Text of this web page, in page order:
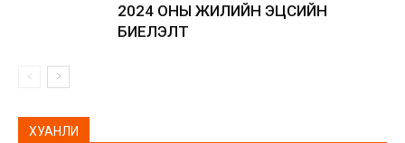
2024 ОНЫ ЖИЛИЙН ЭЦСИЙН
БИЕЛЭЛТ
ХУАНЛИ